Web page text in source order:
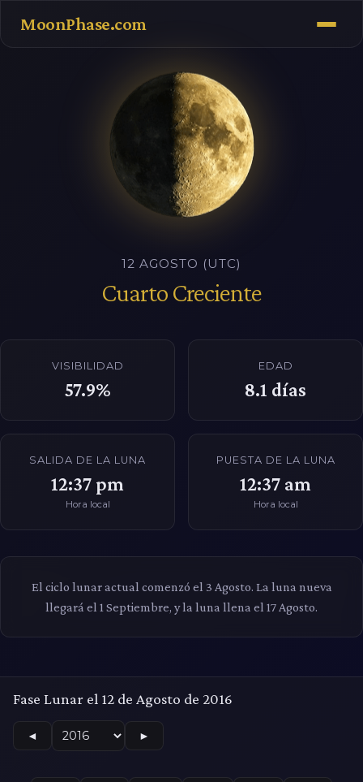
MoonPhase.com
12 AGOSTO (UTC)
Cuarto Creciente
VISIBILIDAD
57.9%
EDAD
8.1 días
SALIDA DE LA LUNA
12:37 pm
Hora local
PUESTA DE LA LUNA
12:37 am
Hora local
El ciclo lunar actual comenzó el 3 Agosto. La luna nueva
llegará el 1 Septiembre, y la luna llena el 17 Agosto.
Fase Lunar el 12 de Agosto de 2016
◄ ►